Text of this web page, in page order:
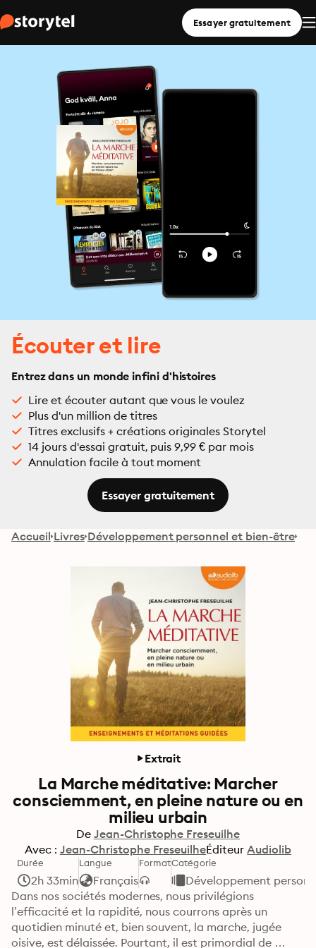
Essayer gratuitement
Écouter et lire
Entrez dans un monde infini d'histoires
Lire et écouter autant que vous le voulez
Plus d'un million de titres
Titres exclusifs + créations originales Storytel
14 jours d'essai gratuit, puis 9,99 € par mois
Annulation facile à tout moment
Essayer gratuitement
Accueil Livres Développement personnel et bien-être
Extrait
La Marche méditative: Marcher
consciemment, en pleine nature ou en
milieu urbain
De Jean-Christophe Freseuilhe
Avec : Jean-Christophe FreseuilheÉditeur Audiolib
Durée
2h 33min
Langue
Français
FormatCatégorie
Développement
Dans nos sociétés modernes, nous privilégions
l’efficacité et la rapidité, nous courrons après un
quotidien minuté et, bien souvent, la marche, jugée
oisive, est délaissée. Pourtant, il est primordial de